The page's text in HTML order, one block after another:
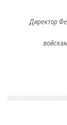
Директор